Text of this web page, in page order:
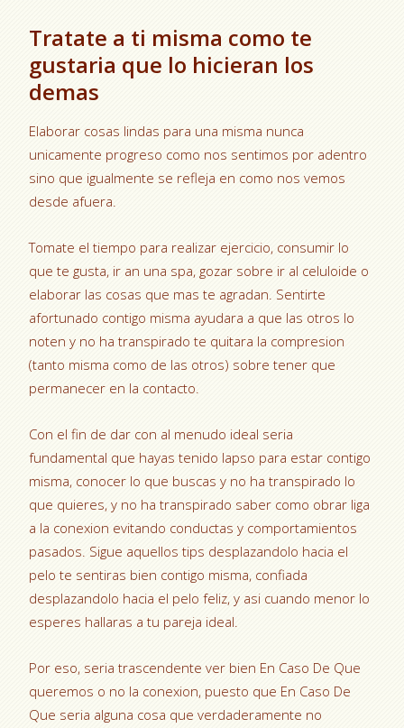
Tratate a ti misma como te
gustaria que lo hicieran los
demas
Elaborar cosas lindas para una misma nunca
unicamente progreso como nos sentimos por adentro
sino que igualmente se refleja en como nos vemos
desde afuera.
Tomate el tiempo para realizar ejercicio, consumir lo
que te gusta, ir an una spa, gozar sobre ir al celuloide o
elaborar las cosas que mas te agradan. Sentirte
afortunado contigo misma ayudara a que las otros lo
noten y no ha transpirado te quitara la compresion
(tanto misma como de las otros) sobre tener que
permanecer en la contacto.
Con el fin de dar con al menudo ideal seri­a
fundamental que hayas tenido lapso para estar contigo
misma, conocer lo que buscas y no ha transpirado lo
que quieres, y no ha transpirado saber como obrar liga
a la conexion evitando conductas y comportamientos
pasados. Sigue aquellos tips desplazandolo hacia el
pelo te sentiras bien contigo misma, confiada
desplazandolo hacia el pelo feliz, y asi cuando menor lo
esperes hallaras a tu pareja ideal.
Por eso, seri­a trascendente ver bien En Caso De Que
queremos o no la conexion, puesto que En Caso De
Que seri­a alguna cosa que verdaderamente no